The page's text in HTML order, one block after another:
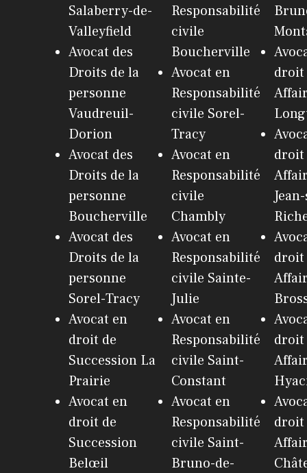
Salaberry-de-
Valleyfield
Avocat des
Droits de la
personne
Vaudreuil-
Dorion
Avocat des
Droits de la
personne
Boucherville
Avocat des
Droits de la
personne
Sorel-Tracy
Avocat en
droit de
Succession La
Prairie
Avocat en
droit de
Succession
Belœil
Responsabilité
civile
Boucherville
Avocat en
Responsabilité
civile Sorel-
Tracy
Avocat en
Responsabilité
civile
Chambly
Avocat en
Responsabilité
civile Sainte-
Julie
Avocat en
Responsabilité
civile Saint-
Constant
Avocat en
Responsabilité
civile Saint-
Bruno-de-
droit
droit
droit
droit
droit